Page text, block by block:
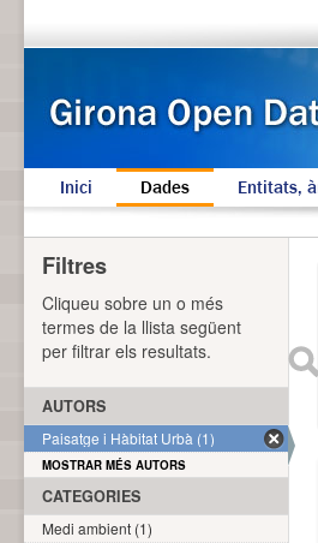
Inici Dades Entitats,
Filtres
Cliqueu sobre un o més
termes de la llista següent
per filtrar els resultats.
AUTORS
Paisatge i Hàbitat Urbà (1)
MOSTRAR MÉS AUTORS
CATEGORIES
Medi ambient (1)